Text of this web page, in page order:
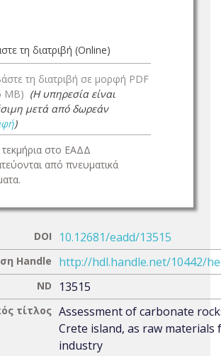
τη διατριβή (Online)
τη διατριβή σε μορφή PDF
MB) (Η υπηρεσία είναι
μετά από δωρεάν
)
στο ΕΑΔΔ
από πνευματικά
DOI 10.12681/eadd/13515
Handle http://hdl.handle.net/10442/
ND 13515
τίτλος Assessment of carbonate
Crete island, as raw materials
industry